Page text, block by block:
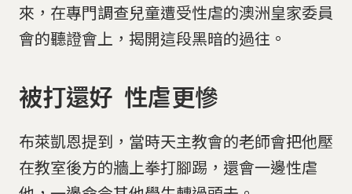
來，在專門調查兒童遭受性虐的澳洲皇家委員
會的聽證會上，揭開這段黑暗的過往。
被打還好 性虐更慘
布萊凱恩提到，當時天主教會的老師會把他壓
在教室後方的牆上拳打腳踢，還會一邊性虐